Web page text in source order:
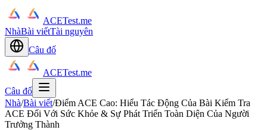
ACETest.me
NhàBài viếtTài nguyên
Câu đố
ACETest.me
Câu đố
Nhà/Bài viết/Điểm ACE Cao: Hiểu Tác Động Của Bài Kiểm Tra
ACE Đối Với Sức Khỏe & Sự Phát Triển Toàn Diện Của Người
Trưởng Thành